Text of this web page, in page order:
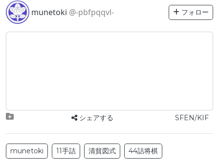
munetoki @-pbfpqqvl- フォロー
シェアする SFEN/KIF
munetoki 11手詰 清貧図式 44詰将棋